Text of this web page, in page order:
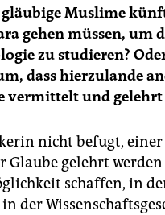
gläubige Muslime
gehen müssen, um
zu studieren?
dass hierzulande
vermittelt und gelehrt
nicht befugt, einer
Glaube gelehrt
schaffen, in
der